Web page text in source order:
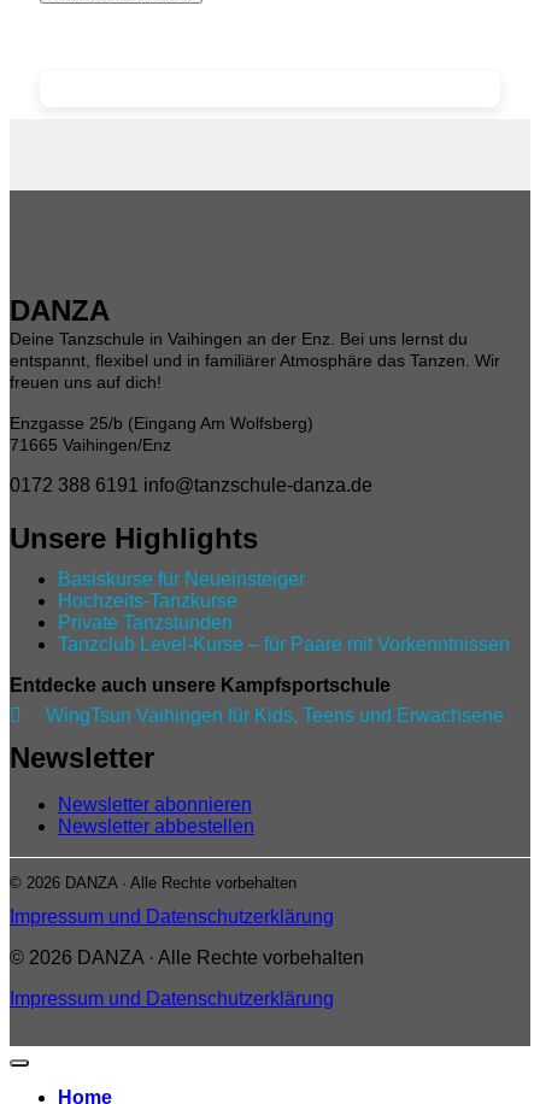
DANZA
Deine Tanzschule in Vaihingen an der Enz. Bei uns lernst du
entspannt, flexibel und in familiärer Atmosphäre das Tanzen. Wir
freuen uns auf dich!
Enzgasse 25/b (Eingang Am Wolfsberg)
71665 Vaihingen/Enz
0172 388 6191 info@tanzschule-danza.de
Unsere Highlights
Basiskurse für Neueinsteiger
Hochzeits-Tanzkurse
Private Tanzstunden
Tanzclub Level‑Kurse – für Paare mit Vorkenntnissen
Entdecke auch unsere Kampfsportschule

WingTsun Vaihingen für Kids, Teens und Erwachsene
Newsletter
Newsletter abonnieren
Newsletter abbestellen
© 2026 DANZA · Alle Rechte vorbehalten
Impressum und Datenschutzerklärung
© 2026 DANZA · Alle Rechte vorbehalten
Impressum und Datenschutzerklärung
Home